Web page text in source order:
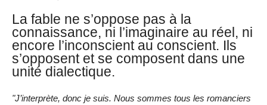
La fable ne s’oppose pas à la
connaissance, ni l’imaginaire au réel, ni
encore l’inconscient au conscient. Ils
s’opposent et se composent dans une
unité dialectique.
"J’interprète, donc je suis. Nous sommes tous les romanciers